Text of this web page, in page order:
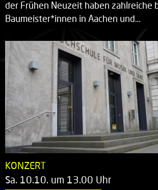
der Frühen Neuzeit haben zahlreiche
Baumeister*innen in Aachen und…
KONZERT
Sa. 10.10. um 13.00 Uhr